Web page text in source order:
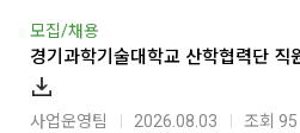
모집/채용
사업운영팀 2026.08.03 조회 95